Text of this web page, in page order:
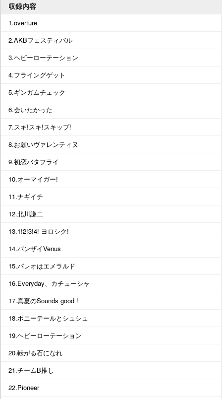
収録内容
1.overture
2.AKBフェスティバル
3.ヘビーローテーション
4.フライングゲット
5.ギンガムチェック
6.会いたかった
7.スキ!スキ!スキップ!
8.お願いヴァレンティヌ
9.初恋バタフライ
10.オーマイガー!
11.ナギイチ
12.北川謙二
13.1!2!3!4! ヨロシク!
14.バンザイVenus
15.パレオはエメラルド
16.Everyday、カチューシャ
17.真夏のSounds good !
18.ポニーテールとシュシュ
19.ヘビーローテーション
20.転がる石になれ
21.チームB推し
22.Pioneer